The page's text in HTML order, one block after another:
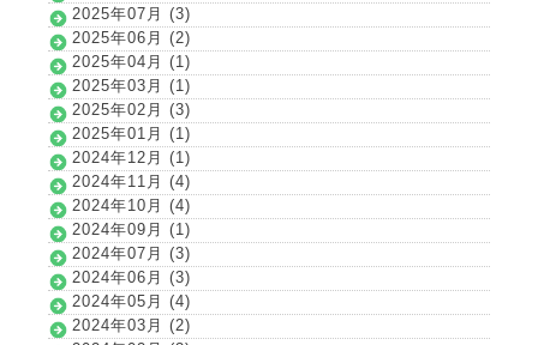
2025年07月 (3)
2025年06月 (2)
2025年04月 (1)
2025年03月 (1)
2025年02月 (3)
2025年01月 (1)
2024年12月 (1)
2024年11月 (4)
2024年10月 (4)
2024年09月 (1)
2024年07月 (3)
2024年06月 (3)
2024年05月 (4)
2024年03月 (2)